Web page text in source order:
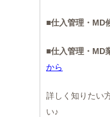
■仕入管理・MD
■仕入管理・MD
から
詳しく知りたい
い♪